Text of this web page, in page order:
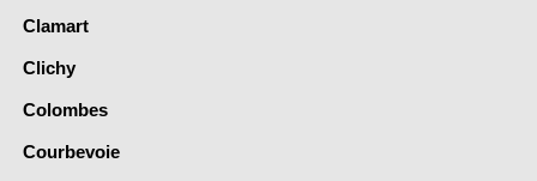
Clamart
Clichy
Colombes
Courbevoie